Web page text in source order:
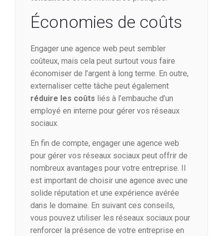
Économies de coûts
Engager une agence web peut sembler
coûteux, mais cela peut surtout vous faire
économiser de l’argent à long terme. En outre,
externaliser cette tâche peut également
réduire les coûts liés à l’embauche d’un
employé en interne pour gérer vos réseaux
sociaux.
En fin de compte, engager une agence web
pour gérer vos réseaux sociaux peut offrir de
nombreux avantages pour votre entreprise. Il
est important de choisir une agence avec une
solide réputation et une expérience avérée
dans le domaine. En suivant ces conseils,
vous pouvez utiliser les réseaux sociaux pour
renforcer la présence de votre entreprise en